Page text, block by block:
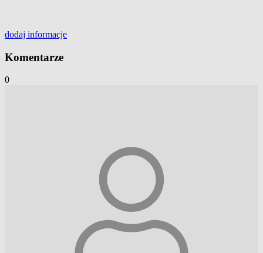
dodaj informacje
Komentarze
0